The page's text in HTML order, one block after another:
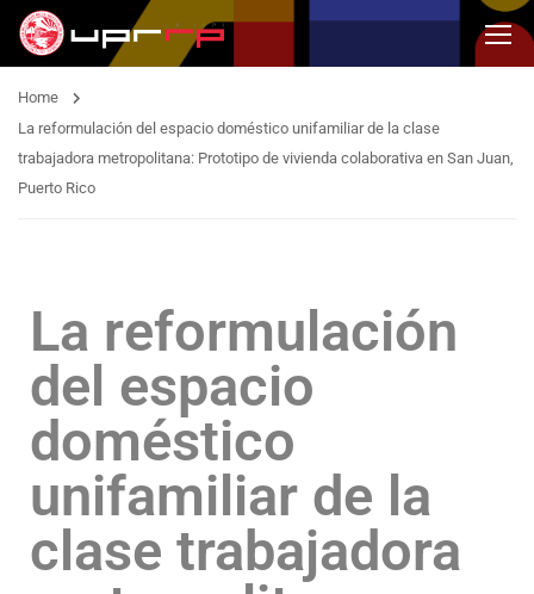
Home
La reformulación del espacio doméstico unifamiliar de la clase
trabajadora metropolitana: Prototipo de vivienda colaborativa en San Juan,
Puerto Rico
La reformulación
del espacio
doméstico
unifamiliar de la
clase trabajadora